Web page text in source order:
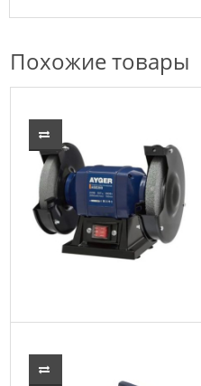
Похожие товары